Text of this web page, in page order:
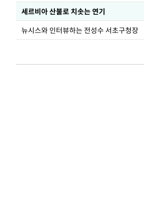
세르비아 산불로 치솟는 연기
뉴시스와 인터뷰하는 전성수 서초구청장